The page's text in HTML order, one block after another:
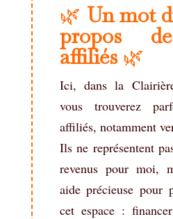
🌿 Un mot
propos
affiliés🌿
Ici, dans la
vous trouverez
affiliés, notamment
Ils ne représentent
revenus pour moi,
aide précieuse pour
cet espace :